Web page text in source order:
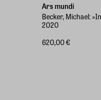
Ars mundi
Becker, Michael:
2020
620,00 €